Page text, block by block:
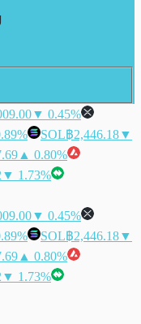
▼ 0.45%
SOL฿2,446.18▼
▲ 0.80%
▼ 1.73%
▼ 0.45%
SOL฿2,446.18▼
▲ 0.80%
▼ 1.73%